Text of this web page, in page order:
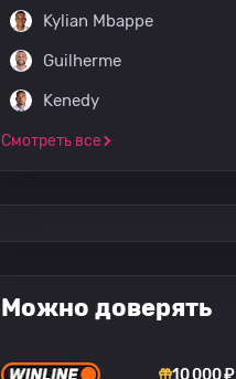
Kylian Mbappe
Guilherme
Kenedy
Смотреть все
Можно доверять
10 000 ₽